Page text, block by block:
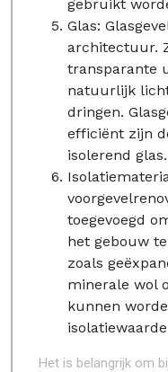
gebruikt
Glas:
architectuur.
transparante
natuurlijk
dringen.
efficiënt zijn
isolerend glas.
toegevoegd
het gebouw
zoals
minerale wol
kunnen
Het is belangrijk om